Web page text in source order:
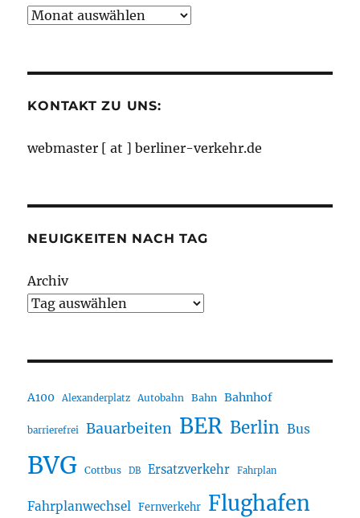
Neuigkeiten
KONTAKT ZU UNS:
webmaster [ at ] berliner-verkehr.de
NEUIGKEITEN NACH TAG
Archiv
A100 Alexanderplatz Autobahn Bahn Bahnhof
barrierefrei Bauarbeiten BER Berlin Bus
BVG Cottbus DB Ersatzverkehr Fahrplan
Fahrplanwechsel Fernverkehr Flughafen